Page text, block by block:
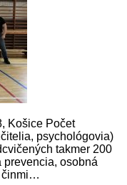
Košice Počet
psychológovia)
takmer 200
prevencia, osobná
činmi…